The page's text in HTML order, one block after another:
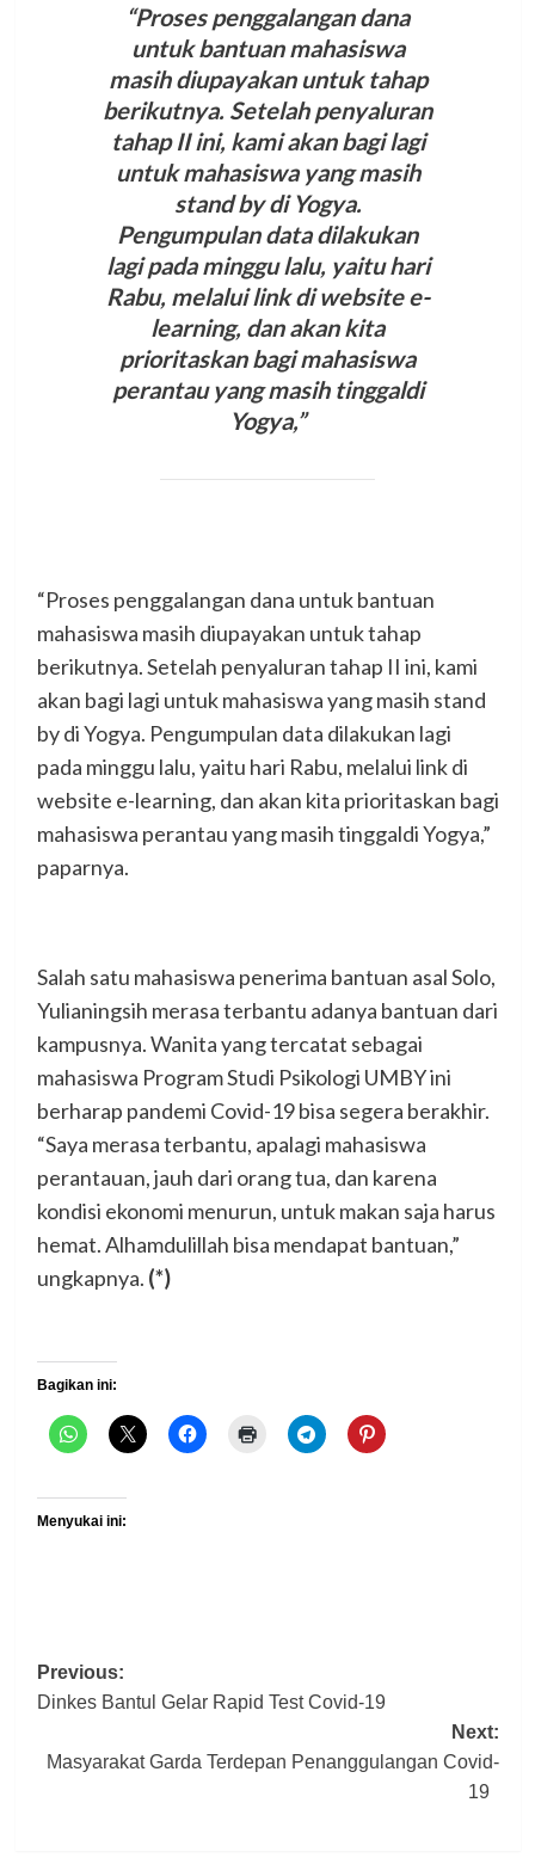
“Proses penggalangan dana
untuk bantuan mahasiswa
masih diupayakan untuk tahap
berikutnya. Setelah penyaluran
tahap II ini, kami akan bagi lagi
untuk mahasiswa yang masih
stand by di Yogya.
Pengumpulan data dilakukan
lagi pada minggu lalu, yaitu hari
Rabu, melalui link di website e-
learning, dan akan kita
prioritaskan bagi mahasiswa
perantau yang masih tinggaldi
Yogya,”
“Proses penggalangan dana untuk bantuan
mahasiswa masih diupayakan untuk tahap
berikutnya. Setelah penyaluran tahap II ini, kami
akan bagi lagi untuk mahasiswa yang masih stand
by di Yogya. Pengumpulan data dilakukan lagi
pada minggu lalu, yaitu hari Rabu, melalui link di
website e-learning, dan akan kita prioritaskan bagi
mahasiswa perantau yang masih tinggaldi Yogya,”
paparnya.
Salah satu mahasiswa penerima bantuan asal Solo,
Yulianingsih merasa terbantu adanya bantuan dari
kampusnya. Wanita yang tercatat sebagai
mahasiswa Program Studi Psikologi UMBY ini
berharap pandemi Covid-19 bisa segera berakhir.
“Saya merasa terbantu, apalagi mahasiswa
perantauan, jauh dari orang tua, dan karena
kondisi ekonomi menurun, untuk makan saja harus
hemat. Alhamdulillah bisa mendapat bantuan,”
ungkapnya. (*)
Bagikan ini:
Menyukai ini:
Post
Previous:
Dinkes Bantul Gelar Rapid Test Covid-19
Next:
Masyarakat Garda Terdepan Penanggulangan Covid-
19